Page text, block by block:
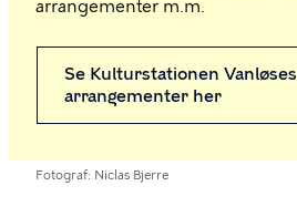
arrangementer m.m.
Se Kulturstationen Vanløses
arrangementer her
Fotograf Niclas Bjerre